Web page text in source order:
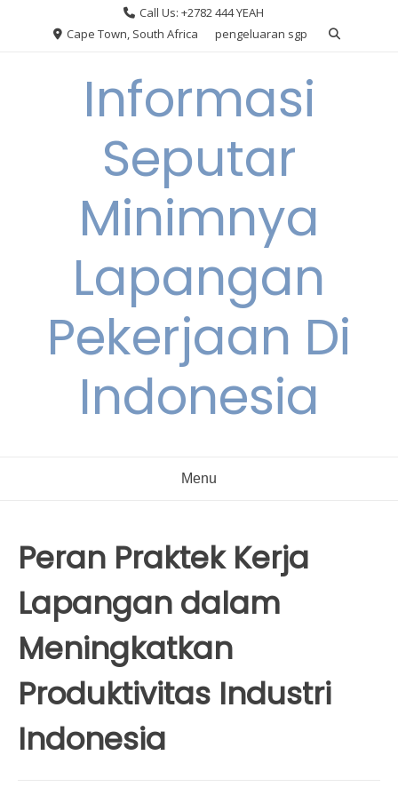
Call Us: +2782 444 YEAH
Cape Town, South Africa
pengeluaran sgp
Informasi
Seputar
Minimnya
Lapangan
Pekerjaan Di
Indonesia
Menu
Peran Praktek Kerja
Lapangan dalam
Meningkatkan
Produktivitas Industri
Indonesia